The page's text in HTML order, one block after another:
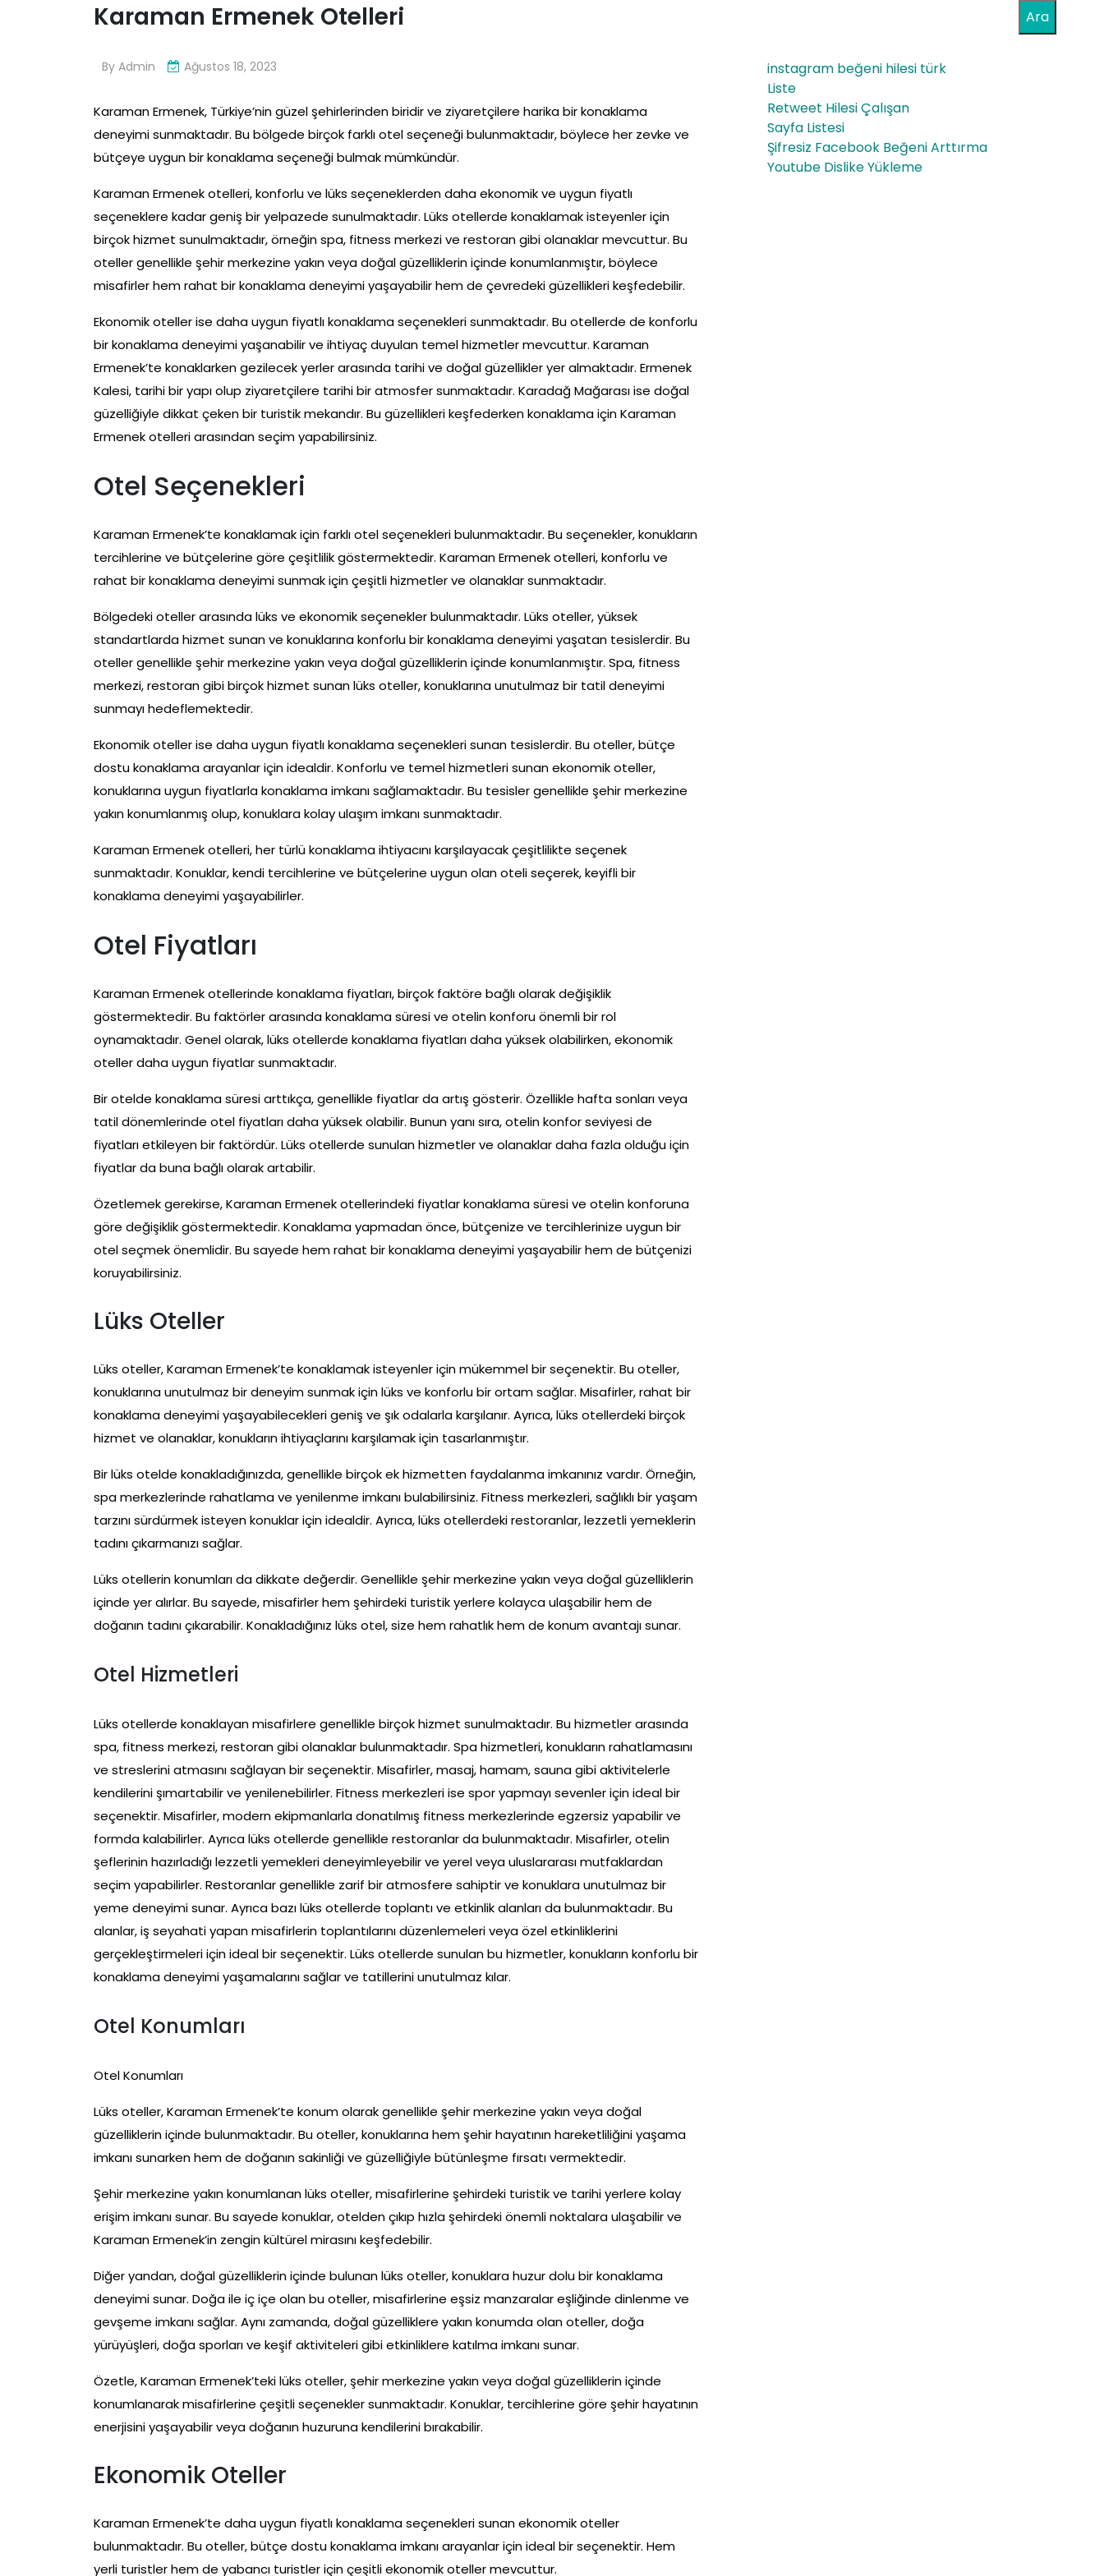
Karaman Ermenek Otelleri
By Admin Ağustos 18, 2023
Karaman Ermenek, Türkiye’nin güzel şehirlerinden biridir ve ziyaretçilere harika bir konaklama
deneyimi sunmaktadır. Bu bölgede birçok farklı otel seçeneği bulunmaktadır, böylece her zevke ve
bütçeye uygun bir konaklama seçeneği bulmak mümkündür.
Karaman Ermenek otelleri, konforlu ve lüks seçeneklerden daha ekonomik ve uygun fiyatlı
seçeneklere kadar geniş bir yelpazede sunulmaktadır. Lüks otellerde konaklamak isteyenler için
birçok hizmet sunulmaktadır, örneğin spa, fitness merkezi ve restoran gibi olanaklar mevcuttur. Bu
oteller genellikle şehir merkezine yakın veya doğal güzelliklerin içinde konumlanmıştır, böylece
misafirler hem rahat bir konaklama deneyimi yaşayabilir hem de çevredeki güzellikleri keşfedebilir.
Ekonomik oteller ise daha uygun fiyatlı konaklama seçenekleri sunmaktadır. Bu otellerde de konforlu
bir konaklama deneyimi yaşanabilir ve ihtiyaç duyulan temel hizmetler mevcuttur. Karaman
Ermenek’te konaklarken gezilecek yerler arasında tarihi ve doğal güzellikler yer almaktadır. Ermenek
Kalesi, tarihi bir yapı olup ziyaretçilere tarihi bir atmosfer sunmaktadır. Karadağ Mağarası ise doğal
güzelliğiyle dikkat çeken bir turistik mekandır. Bu güzellikleri keşfederken konaklama için Karaman
Ermenek otelleri arasından seçim yapabilirsiniz.
Otel Seçenekleri
Karaman Ermenek’te konaklamak için farklı otel seçenekleri bulunmaktadır. Bu seçenekler, konukların
tercihlerine ve bütçelerine göre çeşitlilik göstermektedir. Karaman Ermenek otelleri, konforlu ve
rahat bir konaklama deneyimi sunmak için çeşitli hizmetler ve olanaklar sunmaktadır.
Bölgedeki oteller arasında lüks ve ekonomik seçenekler bulunmaktadır. Lüks oteller, yüksek
standartlarda hizmet sunan ve konuklarına konforlu bir konaklama deneyimi yaşatan tesislerdir. Bu
oteller genellikle şehir merkezine yakın veya doğal güzelliklerin içinde konumlanmıştır. Spa, fitness
merkezi, restoran gibi birçok hizmet sunan lüks oteller, konuklarına unutulmaz bir tatil deneyimi
sunmayı hedeflemektedir.
Ekonomik oteller ise daha uygun fiyatlı konaklama seçenekleri sunan tesislerdir. Bu oteller, bütçe
dostu konaklama arayanlar için idealdir. Konforlu ve temel hizmetleri sunan ekonomik oteller,
konuklarına uygun fiyatlarla konaklama imkanı sağlamaktadır. Bu tesisler genellikle şehir merkezine
yakın konumlanmış olup, konuklara kolay ulaşım imkanı sunmaktadır.
Karaman Ermenek otelleri, her türlü konaklama ihtiyacını karşılayacak çeşitlilikte seçenek
sunmaktadır. Konuklar, kendi tercihlerine ve bütçelerine uygun olan oteli seçerek, keyifli bir
konaklama deneyimi yaşayabilirler.
Otel Fiyatları
Karaman Ermenek otellerinde konaklama fiyatları, birçok faktöre bağlı olarak değişiklik
göstermektedir. Bu faktörler arasında konaklama süresi ve otelin konforu önemli bir rol
oynamaktadır. Genel olarak, lüks otellerde konaklama fiyatları daha yüksek olabilirken, ekonomik
oteller daha uygun fiyatlar sunmaktadır.
Bir otelde konaklama süresi arttıkça, genellikle fiyatlar da artış gösterir. Özellikle hafta sonları veya
tatil dönemlerinde otel fiyatları daha yüksek olabilir. Bunun yanı sıra, otelin konfor seviyesi de
fiyatları etkileyen bir faktördür. Lüks otellerde sunulan hizmetler ve olanaklar daha fazla olduğu için
fiyatlar da buna bağlı olarak artabilir.
Özetlemek gerekirse, Karaman Ermenek otellerindeki fiyatlar konaklama süresi ve otelin konforuna
göre değişiklik göstermektedir. Konaklama yapmadan önce, bütçenize ve tercihlerinize uygun bir
otel seçmek önemlidir. Bu sayede hem rahat bir konaklama deneyimi yaşayabilir hem de bütçenizi
koruyabilirsiniz.
Lüks Oteller
Lüks oteller, Karaman Ermenek’te konaklamak isteyenler için mükemmel bir seçenektir. Bu oteller,
konuklarına unutulmaz bir deneyim sunmak için lüks ve konforlu bir ortam sağlar. Misafirler, rahat bir
konaklama deneyimi yaşayabilecekleri geniş ve şık odalarla karşılanır. Ayrıca, lüks otellerdeki birçok
hizmet ve olanaklar, konukların ihtiyaçlarını karşılamak için tasarlanmıştır.
Bir lüks otelde konakladığınızda, genellikle birçok ek hizmetten faydalanma imkanınız vardır. Örneğin,
spa merkezlerinde rahatlama ve yenilenme imkanı bulabilirsiniz. Fitness merkezleri, sağlıklı bir yaşam
tarzını sürdürmek isteyen konuklar için idealdir. Ayrıca, lüks otellerdeki restoranlar, lezzetli yemeklerin
tadını çıkarmanızı sağlar.
Lüks otellerin konumları da dikkate değerdir. Genellikle şehir merkezine yakın veya doğal güzelliklerin
içinde yer alırlar. Bu sayede, misafirler hem şehirdeki turistik yerlere kolayca ulaşabilir hem de
doğanın tadını çıkarabilir. Konakladığınız lüks otel, size hem rahatlık hem de konum avantajı sunar.
Otel Hizmetleri
Lüks otellerde konaklayan misafirlere genellikle birçok hizmet sunulmaktadır. Bu hizmetler arasında
spa, fitness merkezi, restoran gibi olanaklar bulunmaktadır. Spa hizmetleri, konukların rahatlamasını
ve streslerini atmasını sağlayan bir seçenektir. Misafirler, masaj, hamam, sauna gibi aktivitelerle
kendilerini şımartabilir ve yenilenebilirler. Fitness merkezleri ise spor yapmayı sevenler için ideal bir
seçenektir. Misafirler, modern ekipmanlarla donatılmış fitness merkezlerinde egzersiz yapabilir ve
formda kalabilirler. Ayrıca lüks otellerde genellikle restoranlar da bulunmaktadır. Misafirler, otelin
şeflerinin hazırladığı lezzetli yemekleri deneyimleyebilir ve yerel veya uluslararası mutfaklardan
seçim yapabilirler. Restoranlar genellikle zarif bir atmosfere sahiptir ve konuklara unutulmaz bir
yeme deneyimi sunar. Ayrıca bazı lüks otellerde toplantı ve etkinlik alanları da bulunmaktadır. Bu
alanlar, iş seyahati yapan misafirlerin toplantılarını düzenlemeleri veya özel etkinliklerini
gerçekleştirmeleri için ideal bir seçenektir. Lüks otellerde sunulan bu hizmetler, konukların konforlu bir
konaklama deneyimi yaşamalarını sağlar ve tatillerini unutulmaz kılar.
Otel Konumları
Otel Konumları
Lüks oteller, Karaman Ermenek’te konum olarak genellikle şehir merkezine yakın veya doğal
güzelliklerin içinde bulunmaktadır. Bu oteller, konuklarına hem şehir hayatının hareketliliğini yaşama
imkanı sunarken hem de doğanın sakinliği ve güzelliğiyle bütünleşme fırsatı vermektedir.
Şehir merkezine yakın konumlanan lüks oteller, misafirlerine şehirdeki turistik ve tarihi yerlere kolay
erişim imkanı sunar. Bu sayede konuklar, otelden çıkıp hızla şehirdeki önemli noktalara ulaşabilir ve
Karaman Ermenek’in zengin kültürel mirasını keşfedebilir.
Diğer yandan, doğal güzelliklerin içinde bulunan lüks oteller, konuklara huzur dolu bir konaklama
deneyimi sunar. Doğa ile iç içe olan bu oteller, misafirlerine eşsiz manzaralar eşliğinde dinlenme ve
gevşeme imkanı sağlar. Aynı zamanda, doğal güzelliklere yakın konumda olan oteller, doğa
yürüyüşleri, doğa sporları ve keşif aktiviteleri gibi etkinliklere katılma imkanı sunar.
Özetle, Karaman Ermenek’teki lüks oteller, şehir merkezine yakın veya doğal güzelliklerin içinde
konumlanarak misafirlerine çeşitli seçenekler sunmaktadır. Konuklar, tercihlerine göre şehir hayatının
enerjisini yaşayabilir veya doğanın huzuruna kendilerini bırakabilir.
Ekonomik Oteller
Karaman Ermenek’te daha uygun fiyatlı konaklama seçenekleri sunan ekonomik oteller
bulunmaktadır. Bu oteller, bütçe dostu konaklama imkanı arayanlar için ideal bir seçenektir. Hem
yerli turistler hem de yabancı turistler için çeşitli ekonomik oteller mevcuttur.
Ara
instagram beğeni hilesi türk
Liste
Retweet Hilesi Çalışan
Sayfa Listesi
Şifresiz Facebook Beğeni Arttırma
Youtube Dislike Yükleme